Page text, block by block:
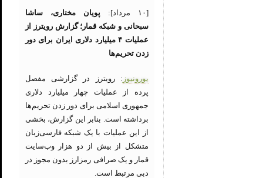
[۱۰ مرداد]:
پویان مختاری، ساشا
سبحانی و شبکه قمار؛ گزارش رویترز از
عملیات ۴ میلیارد دلاری ایران برای دور
زدن تحریم‌ها
یورونیوز : رویترز در گزارشی مفصل
پرده از عملیات چهار میلیارد دلاری
جمهوری اسلامی برای دور زدن تحریم‌ها
برداشته است. بنابر این گزارش، بخشی
از این عملیات با یک شبکه فارسی‌زبان
متشکل از بیش از دو هزار وب‌سایت‌
قمار و یک صرافی رمزارز بدون مجوز در
دبی مرتبط است.